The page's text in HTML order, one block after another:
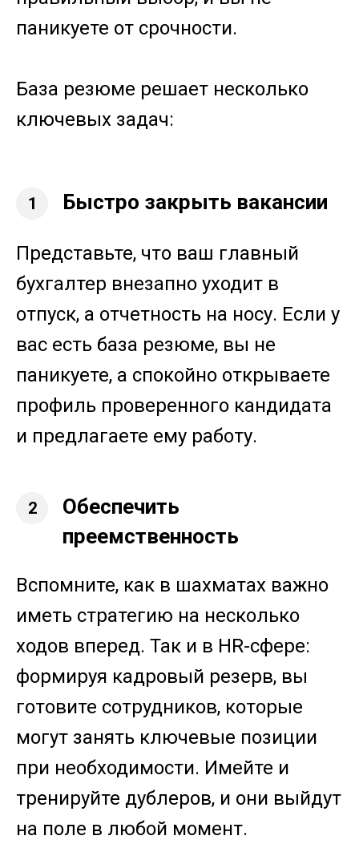
паникуете от срочности.
База резюме решает несколько
ключевых задач:
1 Быстро закрыть вакансии
Представьте, что ваш главный
бухгалтер внезапно уходит в
отпуск, а отчетность на носу. Если у
вас есть база резюме, вы не
паникуете, а спокойно открываете
профиль проверенного кандидата
и предлагаете ему работу.
2
Обеспечить
преемственность
Вспомните, как в шахматах важно
иметь стратегию на несколько
ходов вперед. Так и в HR-сфере:
формируя кадровый резерв, вы
готовите сотрудников, которые
могут занять ключевые позиции
при необходимости. Имейте и
тренируйте дублеров, и они выйдут
на поле в любой момент.